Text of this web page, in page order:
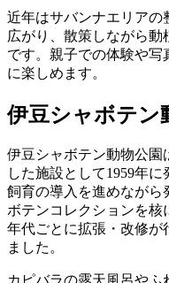
近年はサバンナエリアの
広がり、散策しながら
です。親子での体験や
に楽しめます。
伊豆シャボテン
伊豆シャボテン動物公園
した施設として1959年
飼育の導入を進めながら
ボテンコレクションを核
年代ごとに拡張・改修が
ました。